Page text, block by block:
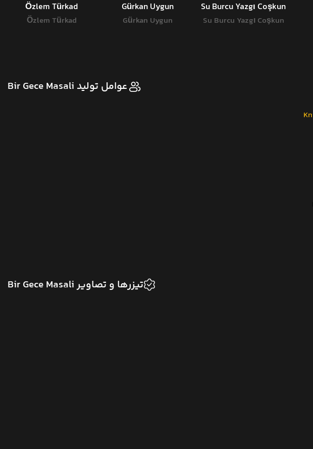
Su Burcu Yazgı Coşkun
Su Burcu Yazgı Coşkun
Gürkan Uygun
Gürkan Uygun
Özlem Türkad
Özlem Türkad
عوامل تولید Bir Gece Masali
تیزرها و تصاویر Bir Gece Masali